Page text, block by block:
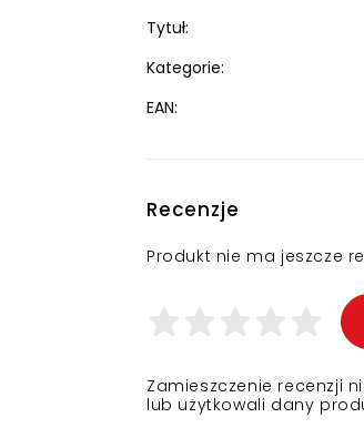
Tytuł:
Kategorie:
EAN:
Recenzje
Produkt nie ma jeszcze
Zamieszczenie recenzji
lub użytkowali dany